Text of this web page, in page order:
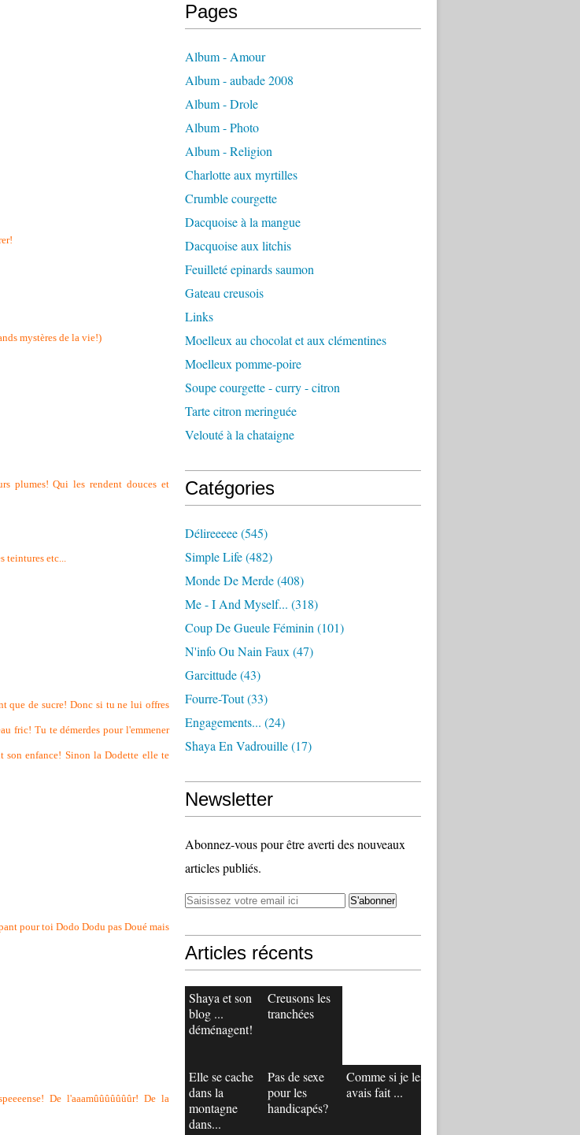
mystères de la vie!)
plumes! Qui les rendent douces et
teintures etc...
que de sucre! Donc si tu ne lui offres
fric! Tu te démerdes pour l'emmener
son enfance! Sinon la Dodette elle te
pour toi Dodo Dodu pas Doué mais
De l'aaamûûûûûûûr! De la
Pages
Album - Amour
Album - aubade 2008
Album - Drole
Album - Photo
Album - Religion
Charlotte aux myrtilles
Crumble courgette
Dacquoise à la mangue
Dacquoise aux litchis
Feuilleté epinards saumon
Gateau creusois
Links
Moelleux au chocolat et aux clémentines
Moelleux pomme-poire
Soupe courgette - curry - citron
Tarte citron meringuée
Velouté à la chataigne
Catégories
Délireeeee(545)
Simple Life(482)
Monde De Merde(408)
Me - I And Myself... (318)
Coup De Gueule Féminin (101)
N'info Ou Nain Faux (47)
Garcittude(43)
Fourre-Tout(33)
Engagements... (24)
Shaya En Vadrouille(17)
Newsletter
Abonnez-vous pour être averti des nouveaux
articles publiés.
Articles récents
Shaya et son
blog ...
déménagent!
Creusons les
tranchées
Elle se cache
dans la
montagne
dans...
Pas de sexe
pour les
handicapés?
Comme si je les
avais fait ...